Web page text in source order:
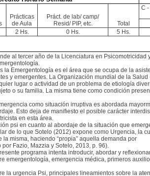
Prácticas
de Aula
Práct. de lab/ camp/
Resid/ PIP, etc.
Total
C
2 Hs. 0 Hs. 5 Hs.
al tercer año de la Licenciatura en Psicomotricidad
la Emergentología es el área que se ocupa de la
y emergentes. La Organización mundial de la
lugar o actividad de un problema de etiología
o su familia. La misma tiene como condición
como situación irruptiva es abordada
Esto deja de manifiesto el posible carácter
en esta área.
psi en cuanto al abordaje de la situación que
de lo que Sotelo (2012) expone como Urgencia, la
la misma, haciendo “propia” aquella demanda por
Fazio, Mazzia y Sotelo, 2013, p. 96).
programa intenta introducir, abordar y
emergentología, emergencia médica, primeros
la urgencia Psi, principales lineamientos sobre la